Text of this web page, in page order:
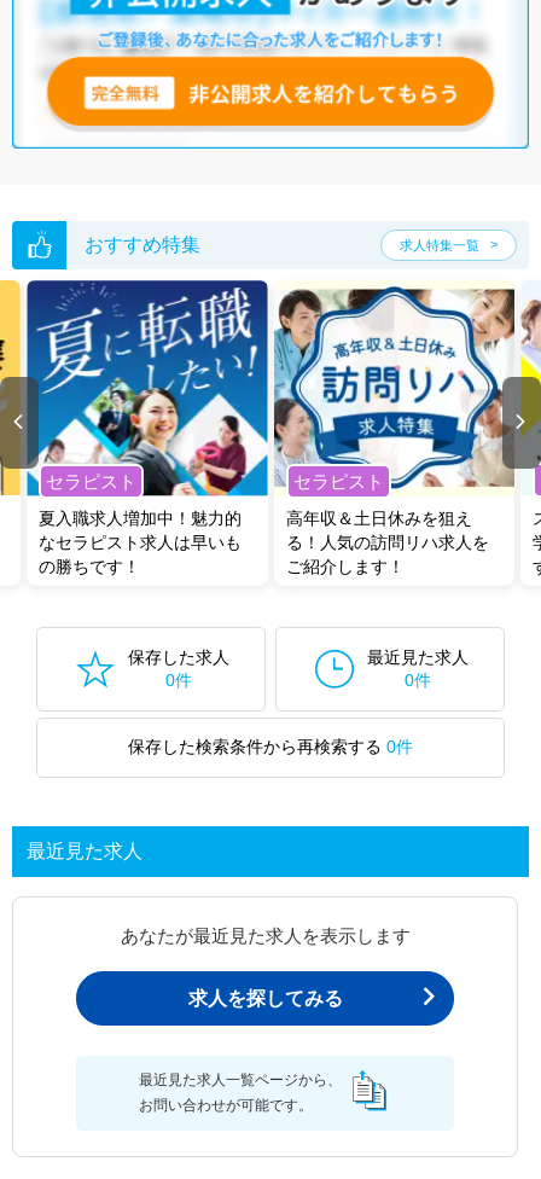
おすすめ特集 求人特集一覧
セラピスト
夏入職求人増加中！魅力的
なセラピスト求人は早いも
の勝ちです！
セラピスト
高年収＆土日休みを狙え
る！人気の訪問リハ求人を
ご紹介します！
保存した求人
0件
最近見た求人
0件
保存した検索条件から再検索する 0件
最近見た求人
あなたが最近見た求人を表示します
求人を探してみる
最近見た求人一覧ページから、
お問い合わせが可能です。